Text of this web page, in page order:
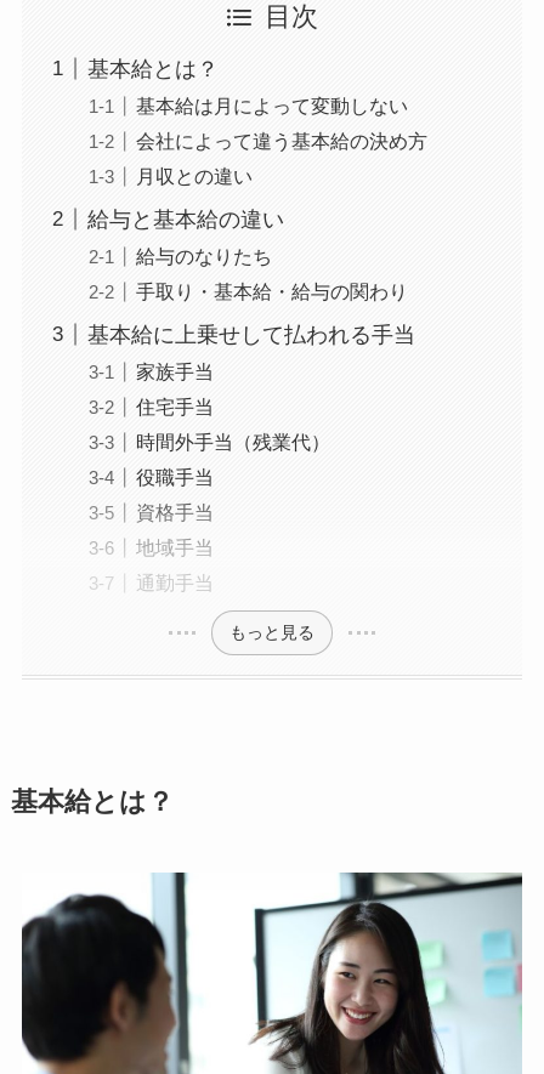
目次
基本給とは？
基本給は月によって変動しない
会社によって違う基本給の決め方
月収との違い
給与と基本給の違い
給与のなりたち
手取り・基本給・給与の関わり
基本給に上乗せして払われる手当
家族手当
住宅手当
時間外手当（残業代）
役職手当
資格手当
地域手当
通勤手当
もっと見る
基本給とは？